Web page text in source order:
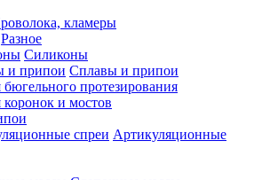
кламеры
Разное
Силиконы
Сплавы и припои
бюгельного протезирования
коронок и мостов
Артикуляционные